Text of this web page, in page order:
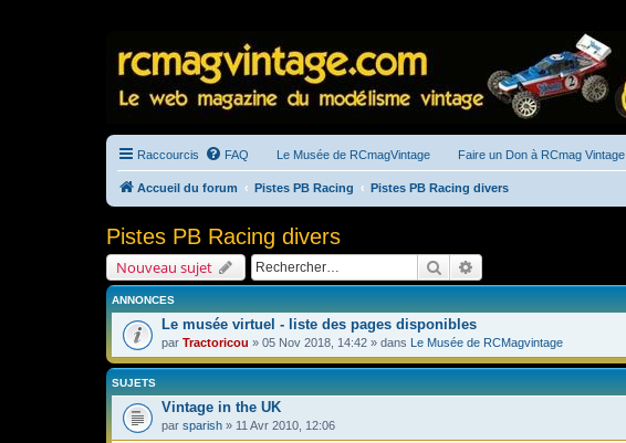
Raccourcis FAQ Le Musée de RCmagVintage Faire un Don à RCmag Vintage
Accueil du forum Pistes PB Racing Pistes PB Racing divers
Pistes PB Racing divers
Nouveau sujet Rechercher
ANNONCES
Le musée virtuel - liste des pages disponibles
par Tractoricou » 05 Nov 2018, 14:42 » dans Le Musée de RCMagvintage
SUJETS
Vintage in the UK
par sparish » 11 Avr 2010, 12:06